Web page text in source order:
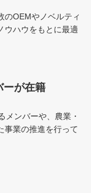
のOEMやノベルティ
ウハウをもとに最適
ーが在籍
メンバーや、農業・
事業の推進を行って